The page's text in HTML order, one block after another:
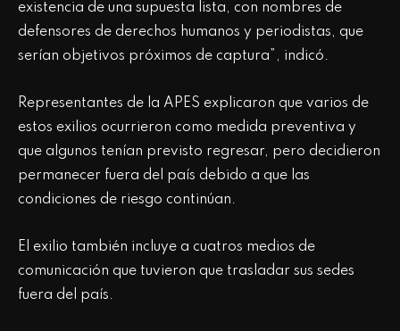
existencia de una supuesta lista, con nombres de
defensores de derechos humanos y periodistas, que
serían objetivos próximos de captura”, indicó.
Representantes de la APES explicaron que varios de
estos exilios ocurrieron como medida preventiva y
que algunos tenían previsto regresar, pero decidieron
permanecer fuera del país debido a que las
condiciones de riesgo continúan.
El exilio también incluye a cuatros medios de
comunicación que tuvieron que trasladar sus sedes
fuera del país.